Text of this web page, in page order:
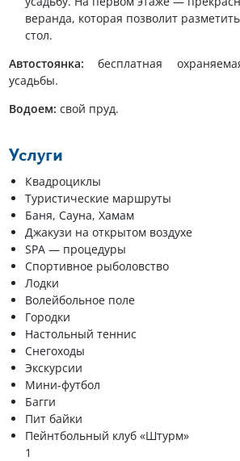
веранда, которая позволит
стол.
Автостоянка: бесплатная
усадьбы.
Водоем: свой пруд.
Услуги
Квадроциклы
Туристические маршруты
Баня, Сауна, Хамам
Джакузи на открытом воздухе
SPA — процедуры
Спортивное рыболовство
Лодки
Волейбольное поле
Городки
Настольный теннис
Снегоходы
Экскурсии
Мини-футбол
Багги
Пит байки
Пейнтбольный клуб «Штурм»
1